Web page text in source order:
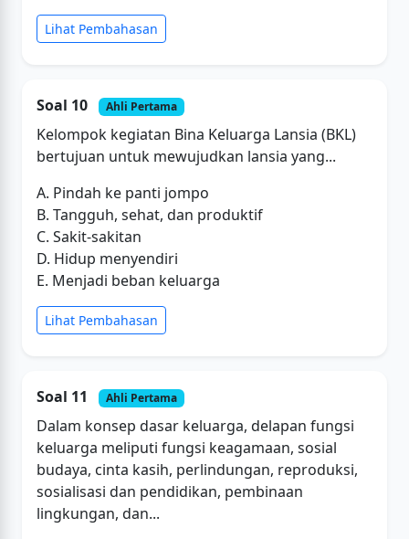
Lihat Pembahasan
Soal 10 Ahli Pertama
Kelompok kegiatan Bina Keluarga Lansia (BKL)
bertujuan untuk mewujudkan lansia yang...
A. Pindah ke panti jompo
B. Tangguh, sehat, dan produktif
C. Sakit-sakitan
D. Hidup menyendiri
E. Menjadi beban keluarga
Lihat Pembahasan
Soal 11 Ahli Pertama
Dalam konsep dasar keluarga, delapan fungsi
keluarga meliputi fungsi keagamaan, sosial
budaya, cinta kasih, perlindungan, reproduksi,
sosialisasi dan pendidikan, pembinaan
lingkungan, dan...